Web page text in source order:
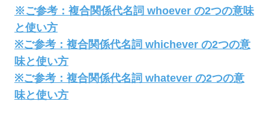
※ご参考：複合関係代名詞 whoever の2つの意味
と使い方
※ご参考：複合関係代名詞 whichever の2つの意
味と使い方
※ご参考：複合関係代名詞 whatever の2つの意
味と使い方